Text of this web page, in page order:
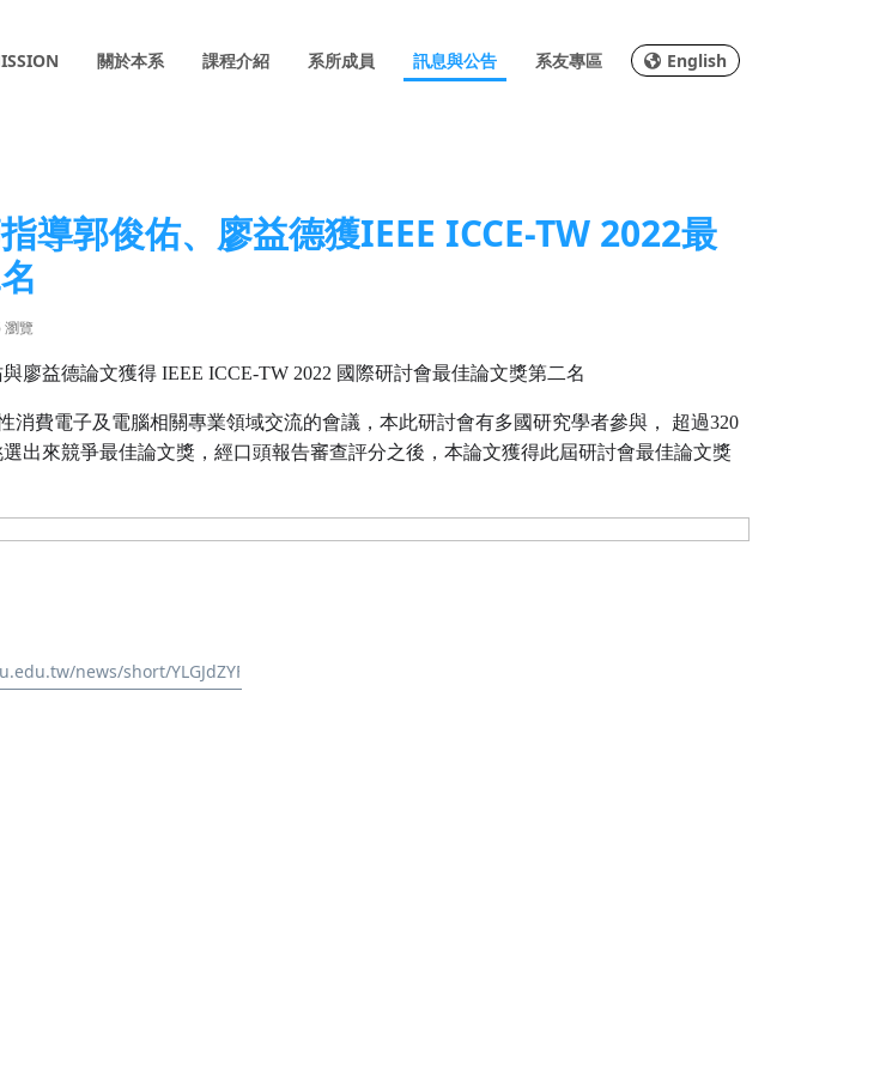
關於本系 課程介紹 系所成員 訊息與公告 系友專區 English
導郭俊佑、廖益德獲IEEE ICCE-TW 2022最
瀏覽
廖益德論文獲得 IEEE ICCE-TW 2022 國際研討會最佳論文獎第二名
消費電子及電腦相關專業領域交流的會議，本此研討會有多國研究學者參與， 超過320
出來競爭最佳論文獎，經口頭報告審查評分之後，本論文獲得此屆研討會最佳論文獎